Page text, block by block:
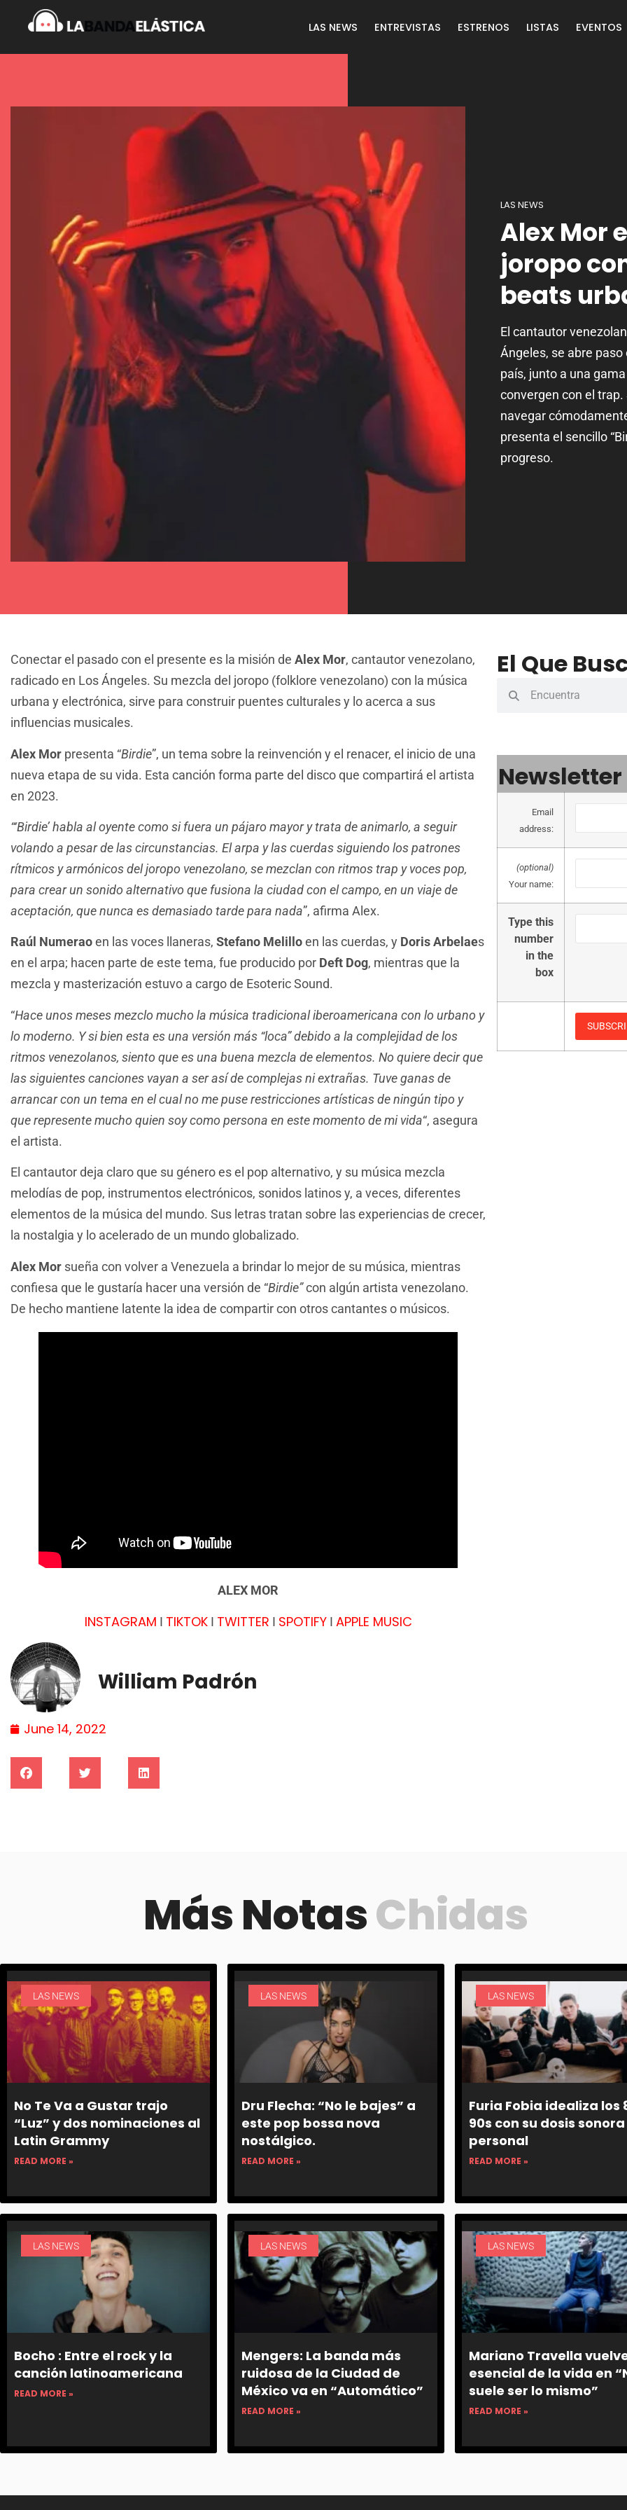
LAS NEWS ENTREVISTAS ESTRENOS LISTAS EVENTOS
LAS NEWS
Alex Mor
joropo
beats
El cantautor
Ángeles, se abre
país, junto a una
convergen con el
navegar
presenta el sencillo
progreso.
Conectar el pasado con el presente es la misión de Alex Mor, cantautor venezolano,
radicado en Los Ángeles. Su mezcla del joropo (folklore venezolano) con la música
urbana y electrónica, sirve para construir puentes culturales y lo acerca a sus
influencias musicales.
Alex Mor presenta “Birdie”, un tema sobre la reinvención y el renacer, el inicio de una
nueva etapa de su vida. Esta canción forma parte del disco que compartirá el artista
en 2023.
“‘Birdie’ habla al oyente como si fuera un pájaro mayor y trata de animarlo, a seguir
volando a pesar de las circunstancias. El arpa y las cuerdas siguiendo los patrones
rítmicos y armónicos del joropo venezolano, se mezclan con ritmos trap y voces pop,
para crear un sonido alternativo que fusiona la ciudad con el campo, en un viaje de
aceptación, que nunca es demasiado tarde para nada”, afirma Alex.
Raúl Numeraoen las voces llaneras, Stefano Melilloen las cuerdas, y Doris Arbelaes
en el arpa; hacen parte de este tema, fue producido por Deft Dog, mientras que la
mezcla y masterización estuvo a cargo de Esoteric Sound.
“Hace unos meses mezclo mucho la música tradicional iberoamericana con lo urbano y
lo moderno. Y si bien esta es una versión más “loca” debido a la complejidad de los
ritmos venezolanos, siento que es una buena mezcla de elementos. No quiere decir que
las siguientes canciones vayan a ser así de complejas ni extrañas. Tuve ganas de
arrancar con un tema en el cual no me puse restricciones artísticas de ningún tipo y
que represente mucho quien soy como persona en este momento de mi vida“, asegura
el artista.
El cantautor deja claro que su género es el pop alternativo, y su música mezcla
melodías de pop, instrumentos electrónicos, sonidos latinos y, a veces, diferentes
elementos de la música del mundo. Sus letras tratan sobre las experiencias de crecer,
la nostalgia y lo acelerado de un mundo globalizado.
Alex Mor sueña con volver a Venezuela a brindar lo mejor de su música, mientras
confiesa que le gustaría hacer una versión de “Birdie”con algún artista venezolano.
De hecho mantiene latente la idea de compartir con otros cantantes o músicos.
ALEX MOR
INSTAGRAM I TIKTOKI TWITTER I SPOTIFYI APPLE MUSIC
William Padrón
June 14, 2022
El Que
Newsletter
Email
address:
(optional)
Your name:
Type this
number
in the
box
Más NotasChidas
LAS NEWS
No Te Va a Gustar trajo
“Luz” y dos nominaciones al
Latin Grammy
READ MORE »
LAS NEWS
Dru Flecha: “No le bajes” a
este pop bossa nova
nostálgico.
READ MORE »
LAS NEWS
Furia Fobia idealiza los
90s con su dosis sonora
personal
READ MORE »
LAS NEWS
Bocho : Entre el rock y la
canción latinoamericana
READ MORE »
LAS NEWS
Mengers: La banda más
ruidosa de la Ciudad de
México va en “Automático”
READ MORE »
LAS NEWS
Mariano Travella
esencial de la vida en
suele ser lo mismo”
READ MORE »